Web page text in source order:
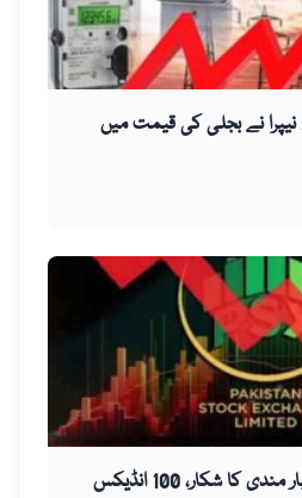
نیپرا نے بجلی کی قیمت میں
سٹاک مارکیٹ میں کاروبار مندی کا شکار، 100 انڈیکس